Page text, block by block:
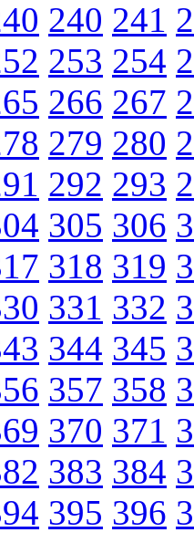
240 241
253 254
266 267
279 280
292 293
305 306
318 319
331 332
344 345
357 358
370 371
383 384
395 396